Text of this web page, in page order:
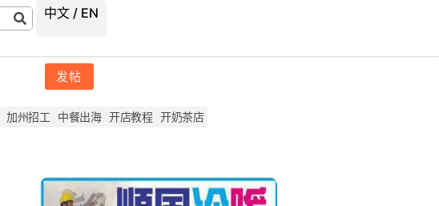
中文 / EN
发帖
加州招工 中餐出海 开店教程 开奶茶店